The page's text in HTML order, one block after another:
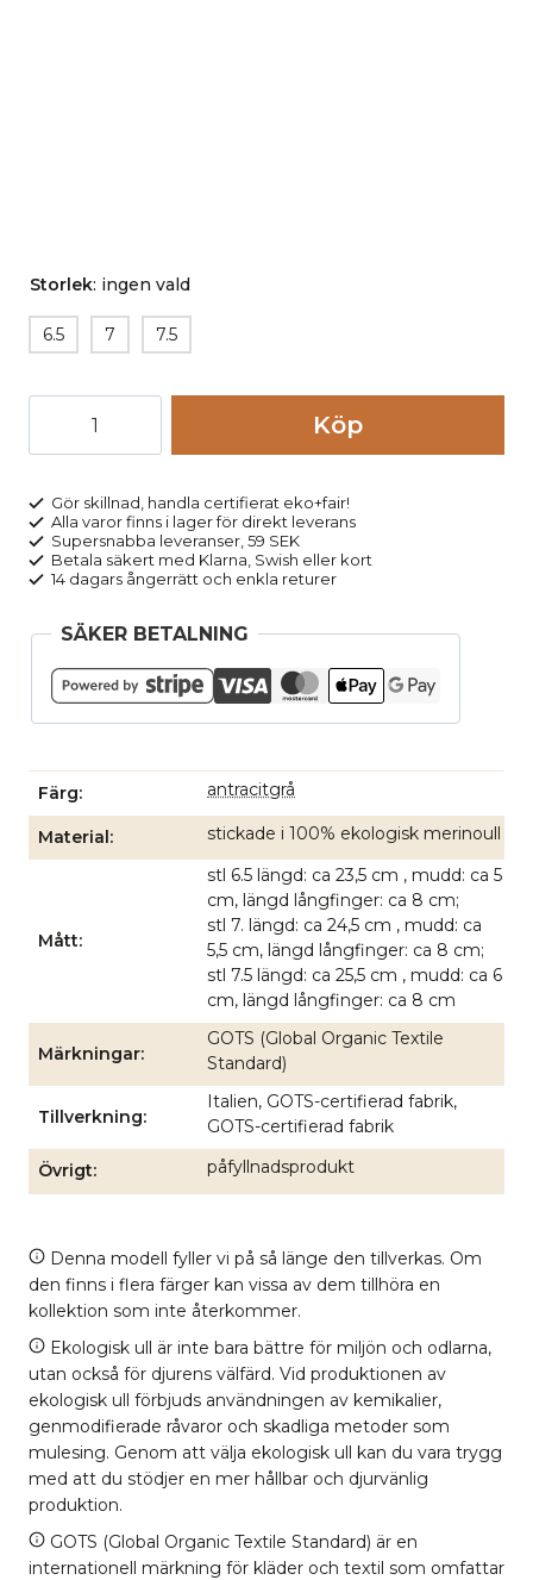
Storlek: ingen vald
6.5 7 7.5
stickad
ull
dam
mörkgråmelerad
mängd
Köp
Gör skillnad, handla certifierat eko+fair!
Alla varor finns i lager för direkt leverans
Supersnabba leveranser, 59 SEK
Betala säkert med Klarna, Swish eller kort
14 dagars ångerrätt och enkla returer
SÄKER BETALNING
Färg antracitgrå
Material stickade i 100% ekologisk merinoull
Mått
stl 6.5 längd: ca 23,5 cm , mudd: ca 5
cm, längd långfinger: ca 8 cm;
stl 7. längd: ca 24,5 cm , mudd: ca
5,5 cm, längd långfinger: ca 8 cm;
stl 7.5 längd: ca 25,5 cm , mudd: ca 6
cm, längd långfinger: ca 8 cm
Märkningar
GOTS (Global Organic Textile
Standard)
Tillverkning
Italien, GOTS-certifierad fabrik,
GOTS-certifierad fabrik
Övrigt påfyllnadsprodukt
Denna modell fyller vi på så länge den tillverkas. Om
den finns i flera färger kan vissa av dem tillhöra en
kollektion som inte återkommer.
Ekologisk ull är inte bara bättre för miljön och odlarna,
utan också för djurens välfärd. Vid produktionen av
ekologisk ull förbjuds användningen av kemikalier,
genmodifierade råvaror och skadliga metoder som
mulesing. Genom att välja ekologisk ull kan du vara trygg
med att du stödjer en mer hållbar och djurvänlig
produktion.
GOTS (Global Organic Textile Standard) är en
internationell märkning för kläder och textil som omfattar